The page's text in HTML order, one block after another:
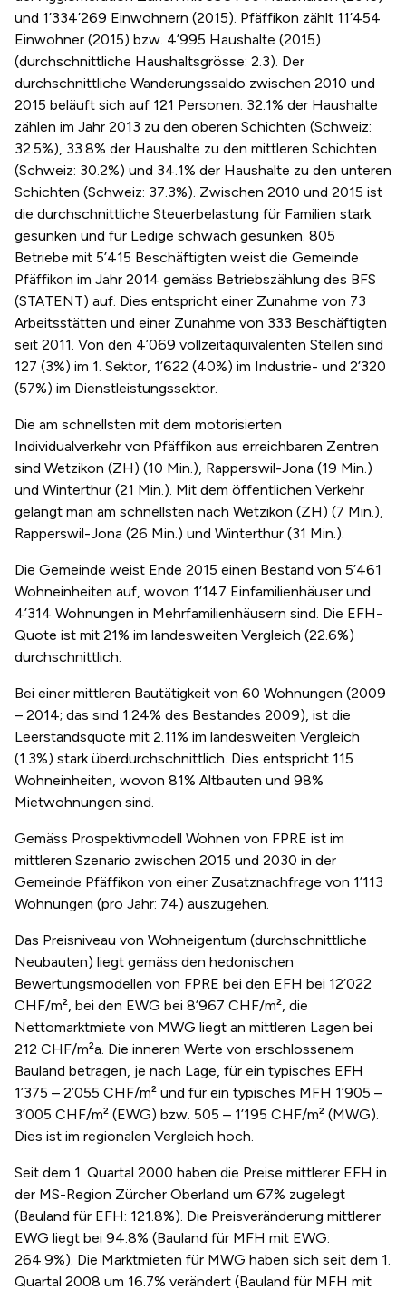
und 1’334’269 Einwohnern (2015). Pfäffikon zählt 11’454
Einwohner (2015) bzw. 4’995 Haushalte (2015)
(durchschnittliche Haushaltsgrösse: 2.3). Der
durchschnittliche Wanderungssaldo zwischen 2010 und
2015 beläuft sich auf 121 Personen. 32.1% der Haushalte
zählen im Jahr 2013 zu den oberen Schichten (Schweiz:
32.5%), 33.8% der Haushalte zu den mittleren Schichten
(Schweiz: 30.2%) und 34.1% der Haushalte zu den unteren
Schichten (Schweiz: 37.3%). Zwischen 2010 und 2015 ist
die durchschnittliche Steuerbelastung für Familien stark
gesunken und für Ledige schwach gesunken. 805
Betriebe mit 5’415 Beschäftigten weist die Gemeinde
Pfäffikon im Jahr 2014 gemäss Betriebszählung des BFS
(STATENT) auf. Dies entspricht einer Zunahme von 73
Arbeitsstätten und einer Zunahme von 333 Beschäftigten
seit 2011. Von den 4’069 vollzeitäquivalenten Stellen sind
127 (3%) im 1. Sektor, 1’622 (40%) im Industrie- und 2’320
(57%) im Dienstleistungssektor.
Die am schnellsten mit dem motorisierten
Individualverkehr von Pfäffikon aus erreichbaren Zentren
sind Wetzikon (ZH) (10 Min.), Rapperswil-Jona (19 Min.)
und Winterthur (21 Min.). Mit dem öffentlichen Verkehr
gelangt man am schnellsten nach Wetzikon (ZH) (7 Min.),
Rapperswil-Jona (26 Min.) und Winterthur (31 Min.).
Die Gemeinde weist Ende 2015 einen Bestand von 5’461
Wohneinheiten auf, wovon 1’147 Einfamilienhäuser und
4’314 Wohnungen in Mehrfamilienhäusern sind. Die EFH-
Quote ist mit 21% im landesweiten Vergleich (22.6%)
durchschnittlich.
Bei einer mittleren Bautätigkeit von 60 Wohnungen (2009
– 2014; das sind 1.24% des Bestandes 2009), ist die
Leerstandsquote mit 2.11% im landesweiten Vergleich
(1.3%) stark überdurchschnittlich. Dies entspricht 115
Wohneinheiten, wovon 81% Altbauten und 98%
Mietwohnungen sind.
Gemäss Prospektivmodell Wohnen von FPRE ist im
mittleren Szenario zwischen 2015 und 2030 in der
Gemeinde Pfäffikon von einer Zusatznachfrage von 1’113
Wohnungen (pro Jahr: 74) auszugehen.
Das Preisniveau von Wohneigentum (durchschnittliche
Neubauten) liegt gemäss den hedonischen
Bewertungsmodellen von FPRE bei den EFH bei 12’022
CHF/m², bei den EWG bei 8’967 CHF/m², die
Nettomarktmiete von MWG liegt an mittleren Lagen bei
212 CHF/m²a. Die inneren Werte von erschlossenem
Bauland betragen, je nach Lage, für ein typisches EFH
1’375 – 2’055 CHF/m² und für ein typisches MFH 1’905 –
3’005 CHF/m² (EWG) bzw. 505 – 1’195 CHF/m² (MWG).
Dies ist im regionalen Vergleich hoch.
Seit dem 1. Quartal 2000 haben die Preise mittlerer EFH in
der MS-Region Zürcher Oberland um 67% zugelegt
(Bauland für EFH: 121.8%). Die Preisveränderung mittlerer
EWG liegt bei 94.8% (Bauland für MFH mit EWG:
264.9%). Die Marktmieten für MWG haben sich seit dem 1.
Quartal 2008 um 16.7% verändert (Bauland für MFH mit